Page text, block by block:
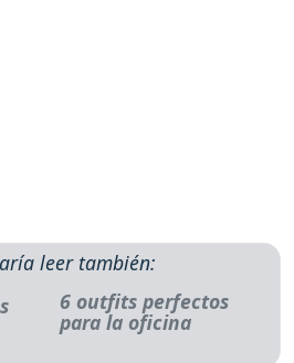
leer también:
6 outfits perfectos
para la oficina